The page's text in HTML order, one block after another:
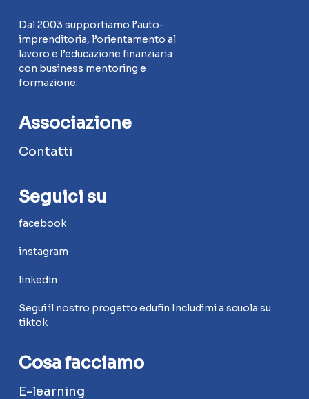
Dal 2003 supportiamo l’auto-
imprenditoria, l’orientamento al
lavoro e l’educazione finanziaria
con business mentoring e
formazione.
Associazione
Contatti
Seguici su
facebook
instagram
linkedin
Segui il nostro progetto edufin Includimi a scuola su
tiktok
Cosa facciamo
E-learning